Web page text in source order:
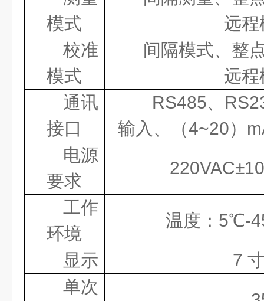
模式
远程
校准
模式
间隔模式、整
远程
通讯
接口
RS485、
输入、（4~20）
电源
要求
220VAC±
工作
环境
温度： 5℃-
显示 7
单次